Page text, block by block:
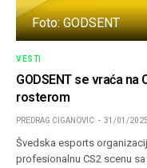
Foto: GODSENT
VESTI
GODSENT se vraća
rosterom
PREDRAG CIGANOVIC 31/01/2025
Švedska esports
profesionalnu CS2 scenu